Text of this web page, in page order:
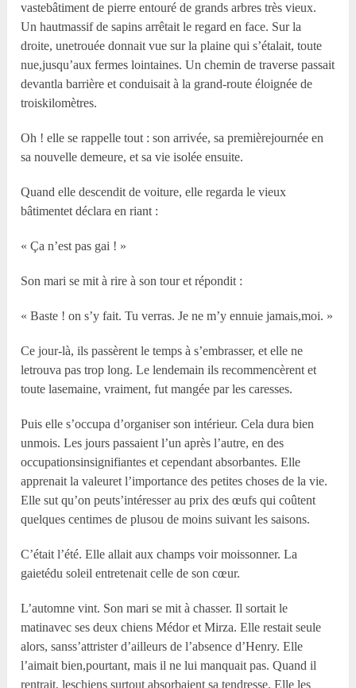
vastebâtiment de pierre entouré de grands arbres très vieux.
Un hautmassif de sapins arrêtait le regard en face. Sur la
droite, unetrouée donnait vue sur la plaine qui s’étalait, toute
nue,jusqu’aux fermes lointaines. Un chemin de traverse passait
devantla barrière et conduisait à la grand-route éloignée de
troiskilomètres.
Oh ! elle se rappelle tout : son arrivée, sa premièrejournée en
sa nouvelle demeure, et sa vie isolée ensuite.
Quand elle descendit de voiture, elle regarda le vieux
bâtimentet déclara en riant :
« Ça n’est pas gai ! »
Son mari se mit à rire à son tour et répondit :
« Baste ! on s’y fait. Tu verras. Je ne m’y ennuie jamais,moi. »
Ce jour-là, ils passèrent le temps à s’embrasser, et elle ne
letrouva pas trop long. Le lendemain ils recommencèrent et
toute lasemaine, vraiment, fut mangée par les caresses.
Puis elle s’occupa d’organiser son intérieur. Cela dura bien
unmois. Les jours passaient l’un après l’autre, en des
occupationsinsignifiantes et cependant absorbantes. Elle
apprenait la valeuret l’importance des petites choses de la vie.
Elle sut qu’on peuts’intéresser au prix des œufs qui coûtent
quelques centimes de plusou de moins suivant les saisons.
C’était l’été. Elle allait aux champs voir moissonner. La
gaietédu soleil entretenait celle de son cœur.
L’automne vint. Son mari se mit à chasser. Il sortait le
matinavec ses deux chiens Médor et Mirza. Elle restait seule
alors, sanss’attrister d’ailleurs de l’absence d’Henry. Elle
l’aimait bien,pourtant, mais il ne lui manquait pas. Quand il
rentrait, leschiens surtout absorbaient sa tendresse. Elle les